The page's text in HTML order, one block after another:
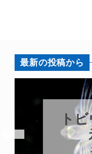
最新の投稿から